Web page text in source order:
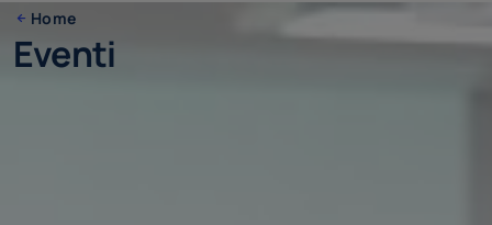
Home
Eventi